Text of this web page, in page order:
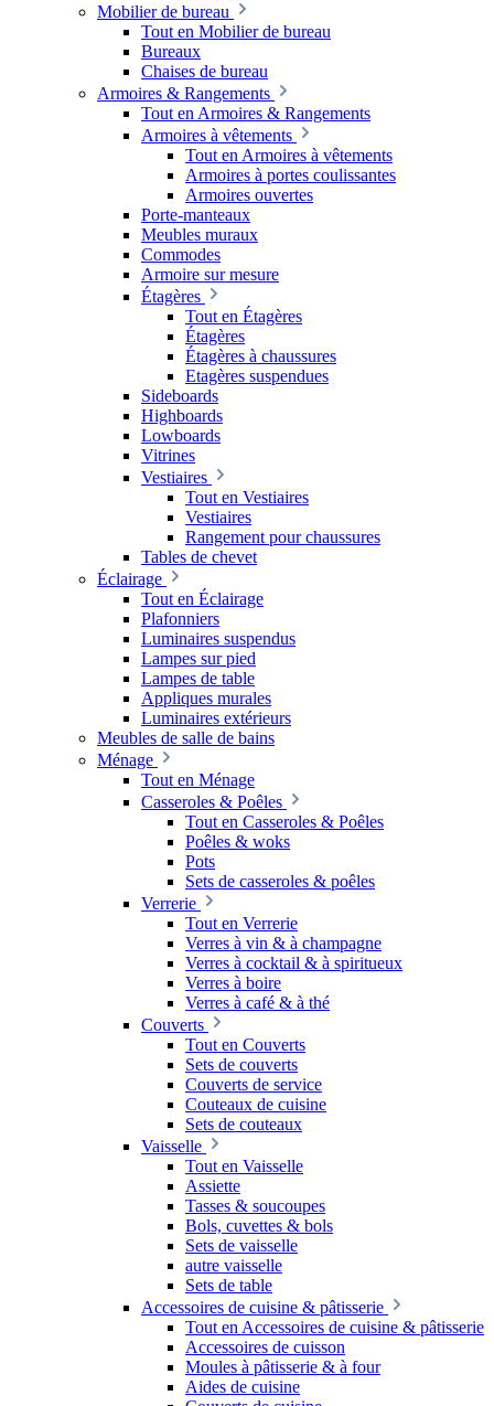
Mobilier de bureau
Tout en Mobilier de bureau
Bureaux
Chaises de bureau
Armoires & Rangements
Tout en Armoires & Rangements
Armoires à vêtements
Tout en Armoires à vêtements
Armoires à portes coulissantes
Armoires ouvertes
Porte-manteaux
Meubles muraux
Commodes
Armoire sur mesure
Étagères
Tout en Étagères
Étagères
Étagères à chaussures
Etagères suspendues
Sideboards
Highboards
Lowboards
Vitrines
Vestiaires
Tout en Vestiaires
Vestiaires
Rangement pour chaussures
Tables de chevet
Éclairage
Tout en Éclairage
Plafonniers
Luminaires suspendus
Lampes sur pied
Lampes de table
Appliques murales
Luminaires extérieurs
Meubles de salle de bains
Ménage
Tout en Ménage
Casseroles & Poêles
Tout en Casseroles & Poêles
Poêles & woks
Pots
Sets de casseroles & poêles
Verrerie
Tout en Verrerie
Verres à vin & à champagne
Verres à cocktail & à spiritueux
Verres à boire
Verres à café & à thé
Couverts
Tout en Couverts
Sets de couverts
Couverts de service
Couteaux de cuisine
Sets de couteaux
Vaisselle
Tout en Vaisselle
Assiette
Tasses & soucoupes
Bols, cuvettes & bols
Sets de vaisselle
autre vaisselle
Sets de table
Accessoires de cuisine & pâtisserie
Tout en Accessoires de cuisine & pâtisserie
Accessoires de cuisson
Moules à pâtisserie & à four
Aides de cuisine